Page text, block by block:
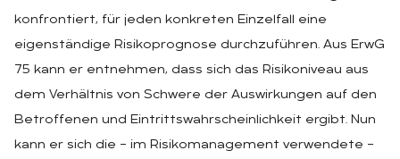
konfrontiert, für jeden konkreten Einzelfall eine
eigenständige Risikoprognose durchzuführen. Aus ErwG
75 kann er entnehmen, dass sich das Risikoniveau aus
dem Verhältnis von Schwere der Auswirkungen auf den
Betroffenen und Eintrittswahrscheinlichkeit ergibt. Nun
kann er sich die – im Risikomanagement verwendete –